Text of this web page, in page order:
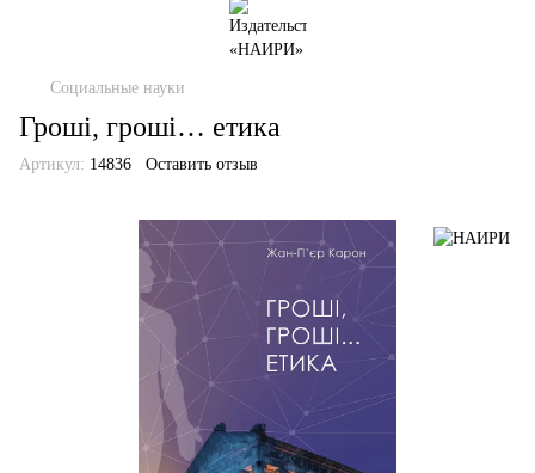
Социальные науки
Гроші, гроші… етика
Артикул: 14836 Оставить отзыв